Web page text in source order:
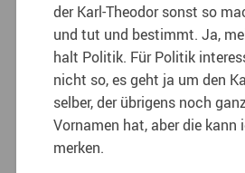
der Karl-Theodor sonst so
und tut und bestimmt. Ja,
halt Politik. Für Politik
nicht so, es geht ja um den
selber, der übrigens noch
Vornamen hat, aber die kann
merken.